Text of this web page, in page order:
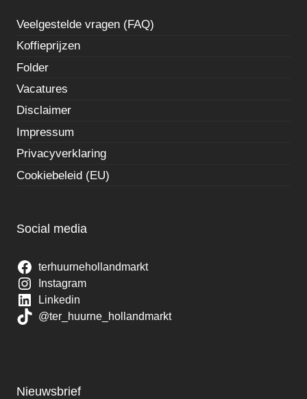
Veelgestelde vragen (FAQ)
Koffieprijzen
Folder
Vacatures
Disclaimer
Impressum
Privacyverklaring
Cookiebeleid (EU)
Social media
terhuurnehollandmarkt
Instagram
Linkedin
@ter_huurne_hollandmarkt
Nieuwsbrief